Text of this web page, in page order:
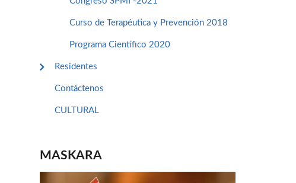
Curso de Terapéutica y Prevención 2018
Programa Cientifico 2020
Residentes
Contáctenos
CULTURAL
MASKARA